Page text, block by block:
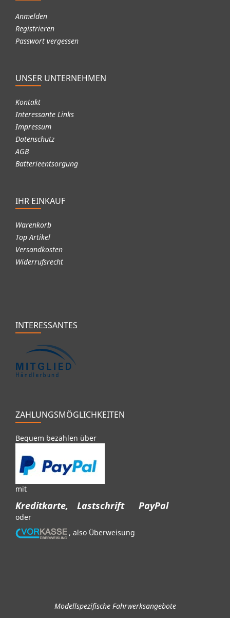
Anmelden
Registrieren
Passwort vergessen
UNSER UNTERNEHMEN
Kontakt
Interessante Links
Impressum
Datenschutz
AGB
Batterieentsorgung
IHR EINKAUF
Warenkorb
Top Artikel
Versandkosten
Widerrufsrecht
INTERESSANTES
ZAHLUNGSMÖGLICHKEITEN
Bequem bezahlen über
mit
Kreditkarte, Lastschrift PayPal
oder
, also Überweisung
Modellspezifische Fahrwerksangebote